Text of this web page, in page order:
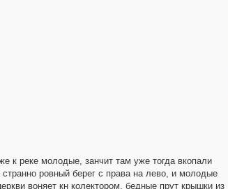
к реке молодые, занчит там уже тогда вкопали
ровный берег с права на лево, и молодые
воняет кн колектором, бедные прут крышки из